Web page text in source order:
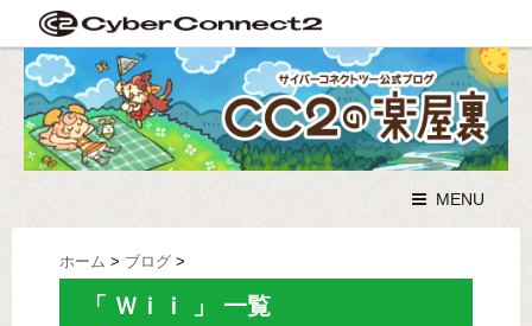
MENU
ホーム > ブログ >
「 Ｗｉｉ 」 一覧